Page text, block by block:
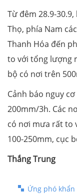
Từ đêm 28.9-
Thọ, phía Nam
Thanh Hóa đến
to với tổng lượng
bộ có nơi trên
Cảnh báo nguy
200mm/3h. Các
có nơi mưa rất to
100-250mm, cục
Thắng Trung
Ứng phó khẩn